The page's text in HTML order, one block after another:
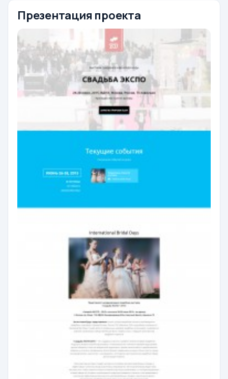
Презентация проекта